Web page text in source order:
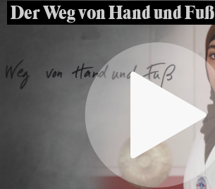
Der Weg von Hand und Fuß